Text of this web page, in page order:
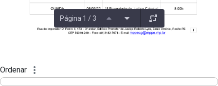
Página 1 / 3
Ordenar